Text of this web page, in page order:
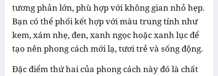
tương phản lớn, phù hợp với không gian nhỏ hẹp.
Bạn có thể phối kết hợp với màu trung tính như
kem, xám nhẹ, đen, xanh ngọc hoặc xanh lục để
tạo nên phong cách mới lạ, tươi trẻ và sống động.
Đặc điểm thứ hai của phong cách này đó là chất